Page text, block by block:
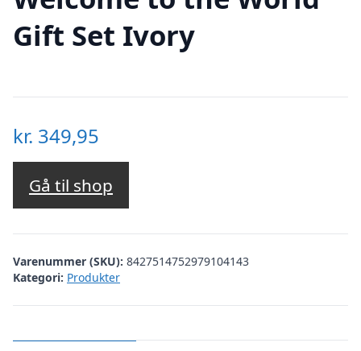
Gift Set Ivory
kr. 349,95
Gå til shop
Varenummer (SKU): 8427514752979104143
Kategori: Produkter